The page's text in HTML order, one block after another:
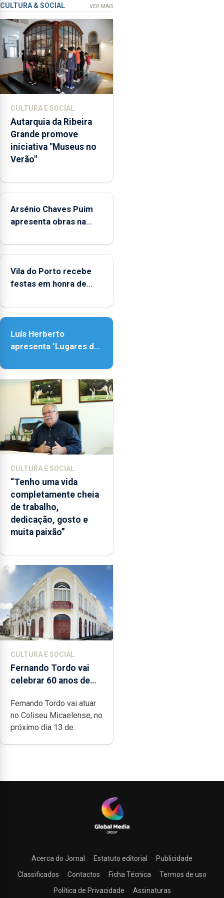
ronda
os
65
milhões
de
euros
e
abrange
respostas
habitacionais,
anunciou
o
Governo
CULTURA & SOCIAL VER MAIS
CULTURA E SOCIAL
Autarquia da Ribeira
Grande promove
iniciativa "Museus no
Verão"
Arsénio Chaves Puim
apresenta obras na
Porto
Vila do Porto recebe
festas em honra de
Assunção
Luís Herberto
apresenta ‘Lugares da
CULTURA E SOCIAL
“Tenho uma vida
completamente cheia
de trabalho,
dedicação, gosto e
muita paixão”
CULTURA E SOCIAL
Fernando Tordo vai
celebrar 60 anos de
Micaelense
Fernando Tordo vai atuar
no Coliseu Micaelense, no
próximo dia 13 de...
Acerca do Jornal Estatuto editorial
Publicidade
Classificados
Contactos Ficha Técnica
Termos de uso
Política de Privacidade
Assinaturas